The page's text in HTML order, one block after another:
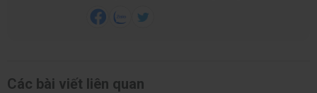
Các bài viết liên quan